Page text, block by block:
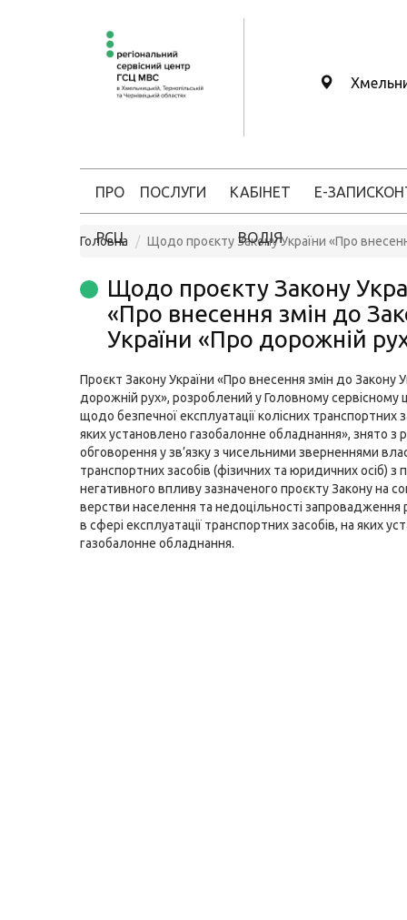
ПРО
РСЦ
ПОСЛУГИ КАБІНЕТ
ВОДІЯ
Е-ЗАПИС
Головна Щодо проєкту Закону України «Про
Щодо проєкту Закону
«Про внесення змін до
України «Про дорожній
Проєкт Закону України «Про внесення змін до Закону
дорожній рух», розроблений у Головному сервісному
щодо безпечної експлуатації колісних транспортних
яких установлено газобалонне обладнання», знято з
обговорення у зв’язку з чисельними зверненнями
транспортних засобів (фізичних та юридичних осіб) з
негативного впливу зазначеного проєкту Закону на
верстви населення та недоцільності запровадження
в сфері експлуатації транспортних засобів, на яких
газобалонне обладнання.